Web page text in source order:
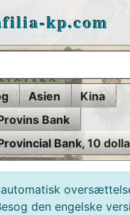
kp.com
Asien
Kina
Bank
Bank, 10
den engelske